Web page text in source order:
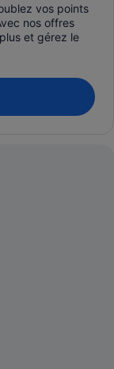
vos points
nos offres
et gérez le